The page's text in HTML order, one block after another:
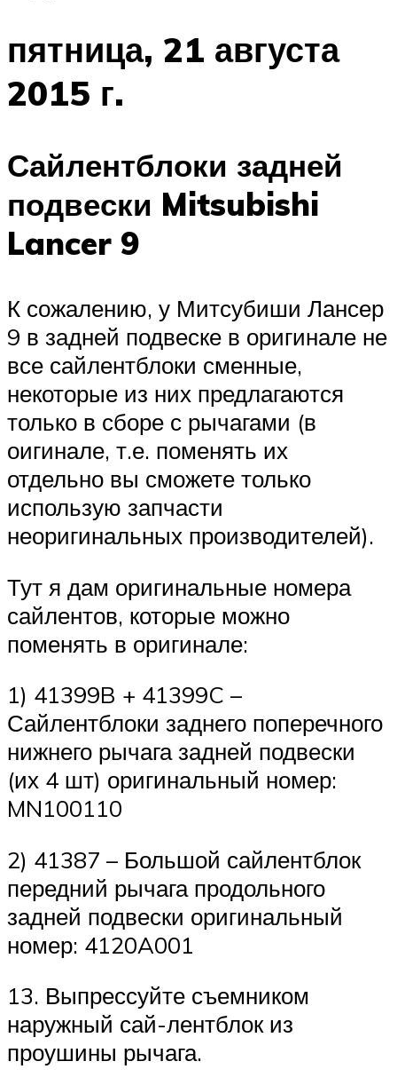
пятница, 21 августа
2015 г.
Сайлентблоки задней
подвески Mitsubishi
Lancer 9
К сожалению, у Митсубиши Лансер
9 в задней подвеске в оригинале не
все сайлентблоки сменные,
некоторые из них предлагаются
только в сборе с рычагами (в
оигинале, т.е. поменять их
отдельно вы сможете только
использую запчасти
неоригинальных производителей).
Тут я дам оригинальные номера
сайлентов, которые можно
поменять в оригинале:
1) 41399B + 41399C –
Сайлентблоки заднего поперечного
нижнего рычага задней подвески
(их 4 шт) оригинальный номер:
MN100110
2) 41387 – Большой сайлентблок
передний рычага продольного
задней подвески оригинальный
номер: 4120A001
13. Выпрессуйте съемником
наружный сай-лентблок из
проушины рычага.